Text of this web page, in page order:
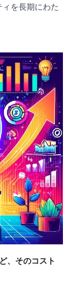
を長期にわた
、そのコスト